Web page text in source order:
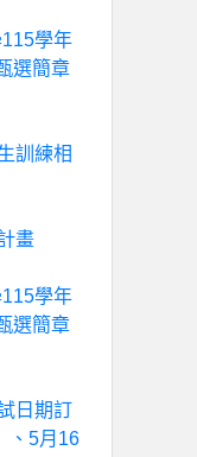
學年
選簡章
訓練相
畫
學年
選簡章
日期訂
、5月16